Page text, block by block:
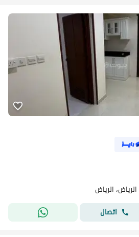
الرياض
اتصال